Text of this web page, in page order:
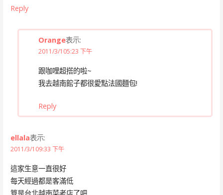
Reply
Orange表示:
2011/3/105:23 下午
跟咖哩超搭的啦~
我去越南館子都很愛點法國麵包!
Reply
ellala表示:
2011/3/109:33 下午
這家生意一直很好
每天經過都是客滿低
算是台北越南菜老店了吧